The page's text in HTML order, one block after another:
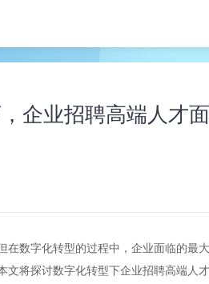
企业招聘高端人才
在数字化转型的过程中，企业面临的最
将探讨数字化转型下企业招聘高端人